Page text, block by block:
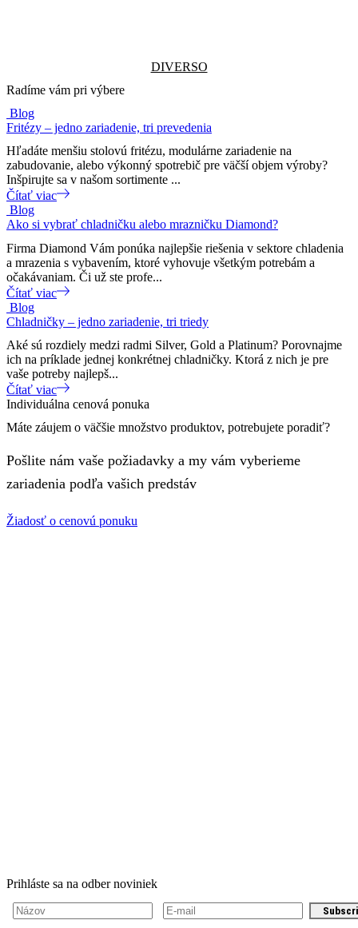
DIVERSO
Radíme vám pri výbere
Blog
Fritézy – jedno zariadenie, tri prevedenia
Hľadáte menšiu stolovú fritézu, modulárne zariadenie na
zabudovanie, alebo výkonný spotrebič pre väčší objem výroby?
Inšpirujte sa v našom sortimente ...
Čítať viac
Blog
Ako si vybrať chladničku alebo mrazničku Diamond?
Firma Diamond Vám ponúka najlepšie riešenia v sektore chladenia
a mrazenia s vybavením, ktoré vyhovuje všetkým potrebám a
očakávaniam. Či už ste profe...
Čítať viac
Blog
Chladničky – jedno zariadenie, tri triedy
Aké sú rozdiely medzi radmi Silver, Gold a Platinum? Porovnajme
ich na príklade jednej konkrétnej chladničky. Ktorá z nich je pre
vaše potreby najlepš...
Čítať viac
Individuálna cenová ponuka
Máte záujem o väčšie množstvo produktov, potrebujete poradiť?
Pošlite nám vaše požiadavky a my vám vyberieme
zariadenia podľa vašich predstáv
Žiadosť o cenovú ponuku
Prihláste sa na odber noviniek